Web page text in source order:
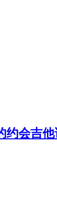
约会吉